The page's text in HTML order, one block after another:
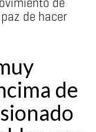
de hacer
de